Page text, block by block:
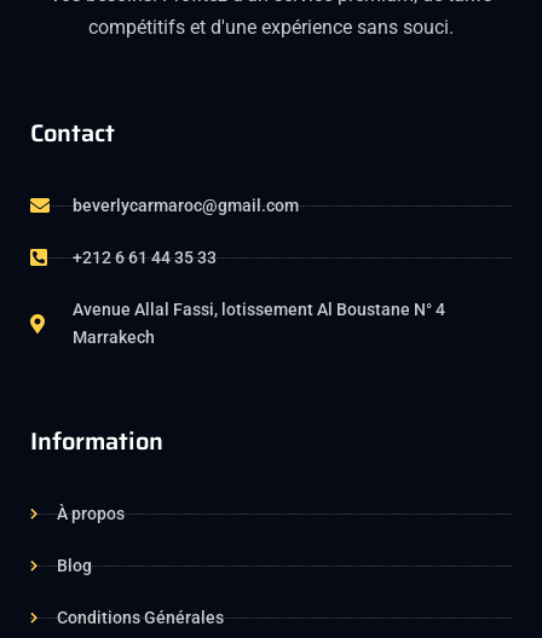
compétitifs et d'une expérience sans souci.
Contact
beverlycarmaroc@gmail.com
+212 6 61 44 35 33
Avenue Allal Fassi, lotissement Al Boustane N° 4
Marrakech
Information
À propos
Blog
Conditions Générales